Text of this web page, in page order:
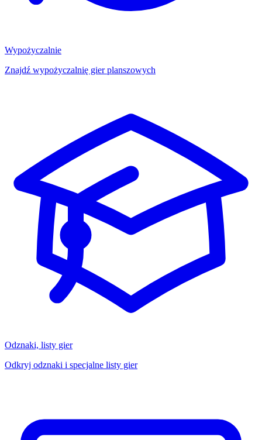
Wypożyczalnie
Znajdź wypożyczalnię gier planszowych
Odznaki, listy gier
Odkryj odznaki i specjalne listy gier